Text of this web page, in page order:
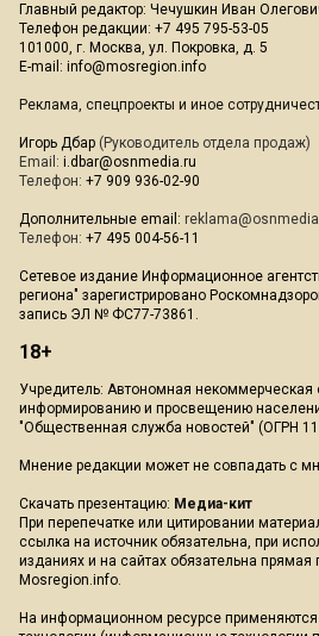
Главный редактор: Чечушкин Иван
Телефон редакции: +7 495 795-53-05
101000, г. Москва, ул. Покровка, д. 5
E-mail: info@mosregion.info
Реклама, спецпроекты и иное
Игорь Дбар (Руководитель отдела продаж)
Email: i.dbar@osnmedia.ru
Телефон: +7 909 936-02-90
Дополнительные email:
Телефон: +7 495 004-56-11
Сетевое издание Информационное
региона" зарегистрировано
запись ЭЛ № ФС77-73861.
18+
Учредитель: Автономная некоммерческая
информированию и просвещению
"Общественная служба новостей" (ОГРН
Мнение редакции может не совпадать с
Скачать презентацию: Медиа-кит
При перепечатке или цитировании
ссылка на источник обязательна, при
изданиях и на сайтах обязательна прямая
Mosregion.info.
На информационном ресурсе